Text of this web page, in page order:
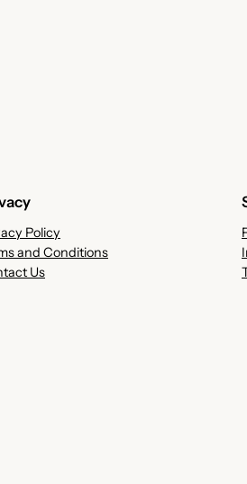
Policy
and Conditions
Us